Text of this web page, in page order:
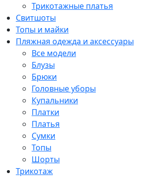
Трикотажные платья
Свитшоты
Топы и майки
Пляжная одежда и аксессуары
Все модели
Блузы
Брюки
Головные уборы
Купальники
Платки
Платья
Сумки
Топы
Шорты
Трикотаж